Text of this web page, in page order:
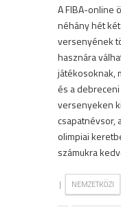
A FIBA-online
néhány hét
versenyének
hasznára
játékosoknak,
és a
versenyeken
csapatnévsor,
olimpiai
számukra
| NEMZETKÖZI